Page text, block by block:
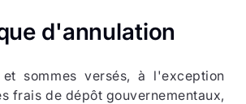
d'annulation
sommes versés, à l'exception
frais de dépôt gouvernementaux,